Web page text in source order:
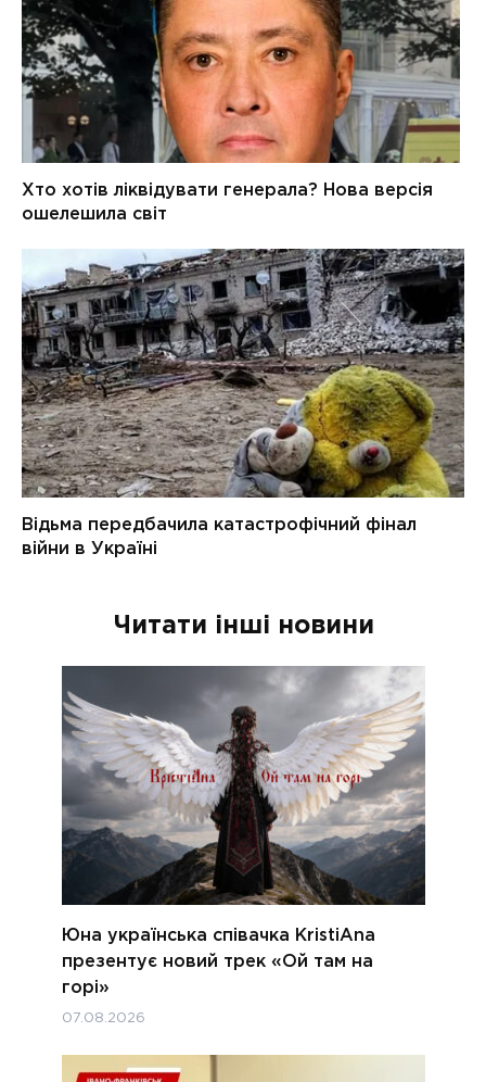
Читати інші новини
Юна українська співачка KristiAna
презентує новий трек «Ой там на
горі»
07.08.2026